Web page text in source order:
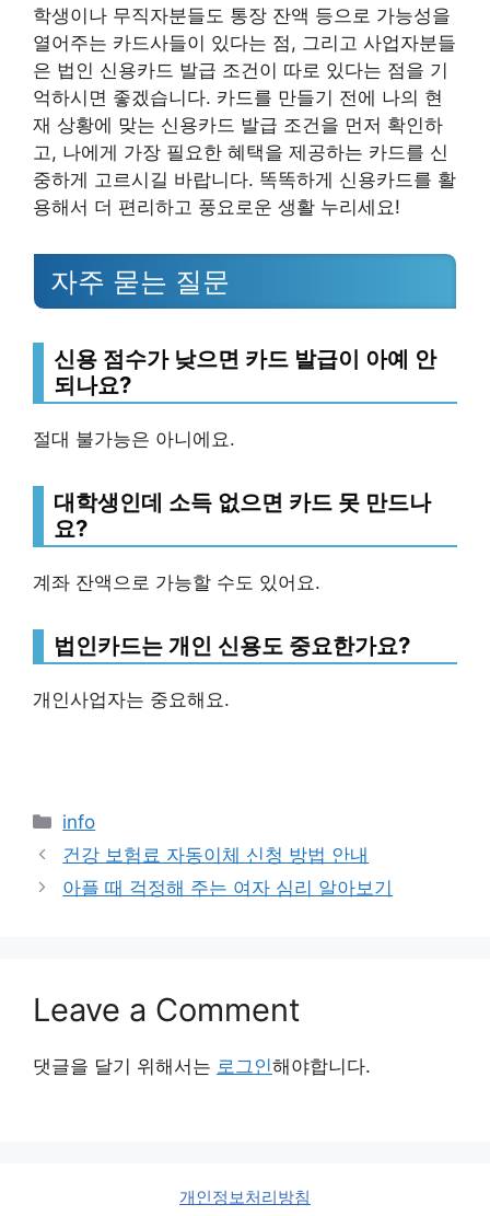
학생이나 무직자분들도 통장 잔액 등으로 가능성을
열어주는 카드사들이 있다는 점, 그리고 사업자분들
은 법인 신용카드 발급 조건이 따로 있다는 점을 기
억하시면 좋겠습니다. 카드를 만들기 전에 나의 현
재 상황에 맞는 신용카드 발급 조건을 먼저 확인하
고, 나에게 가장 필요한 혜택을 제공하는 카드를 신
중하게 고르시길 바랍니다. 똑똑하게 신용카드를 활
용해서 더 편리하고 풍요로운 생활 누리세요!
자주 묻는 질문
신용 점수가 낮으면 카드 발급이 아예 안
되나요?
절대 불가능은 아니에요.
대학생인데 소득 없으면 카드 못 만드나
요?
계좌 잔액으로 가능할 수도 있어요.
법인카드는 개인 신용도 중요한가요?
개인사업자는 중요해요.
Categories
info
건강 보험료 자동이체 신청 방법 안내
아플 때 걱정해 주는 여자 심리 알아보기
Leave a Comment
댓글을 달기 위해서는 로그인해야합니다.
개인정보처리방침